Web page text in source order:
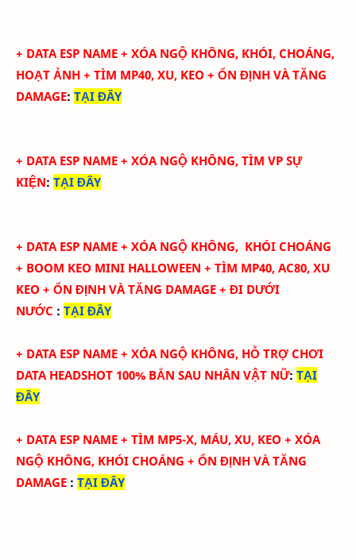
+ DATA ESP NAME + XÓA NGỘ KHÔNG, KHÓI, CHOÁNG,
HOẠT ẢNH + TÌM MP40, XU, KEO + ỔN ĐỊNH VÀ TĂNG
DAMAGE: TẠI ĐÂY
+ DATA ESP NAME + XÓA NGỘ KHÔNG, TÌM VP SỰ
KIỆN: TẠI ĐÂY
+ DATA ESP NAME + XÓA NGỘ KHÔNG, KHÓI CHOÁNG
+ BOOM KEO MINI HALLOWEEN + TÌM MP40, AC80, XU
KEO + ỔN ĐỊNH VÀ TĂNG DAMAGE + ĐI DƯỚI
NƯỚC : TẠI ĐÂY
+ DATA ESP NAME + XÓA NGỘ KHÔNG, HỖ TRỢ CHƠI
DATA HEADSHOT 100% BẮN SAU NHÂN VẬT NỮ: TẠI
ĐÂY
+ DATA ESP NAME + TÌM MP5-X, MÁU, XU, KEO + XÓA
NGỘ KHÔNG, KHÓI CHOÁNG + ỔN ĐỊNH VÀ TĂNG
DAMAGE : TẠI ĐÂY